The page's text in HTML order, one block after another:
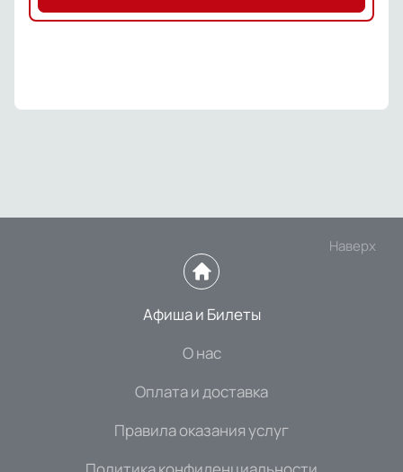
Наверх
Афиша и Билеты
О нас
Оплата и доставка
Правила оказания услуг